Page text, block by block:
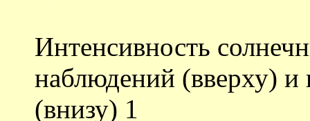
Интенсивность
наблюдений (вверху)
(внизу) 1